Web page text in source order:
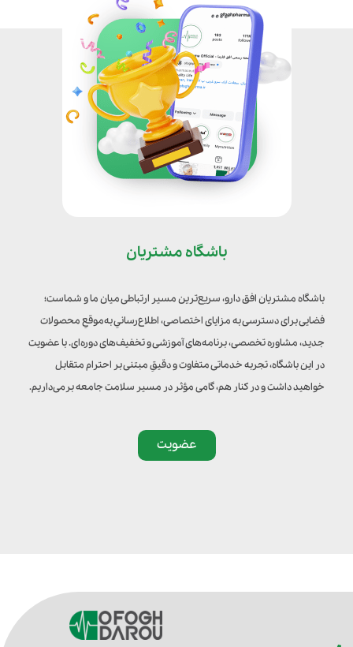
باشگاه مشتریان
باشگاه مشتریان افق دارو، سریع‌ترین مسیر ارتباطی میان ما و شماست؛
فضایی برای دسترسی به مزایای اختصاصی، اطلاع‌رسانیِ به‌موقعِ محصولات
جدید، مشاوره تخصصی، برنامه‌های آموزشی و تخفیف‌های دوره‌ای. با عضویت
در این باشگاه، تجربه خدماتی متفاوت و دقیقِ مبتنی بر احترام متقابل
خواهید داشت و در کنار هم، گامی مؤثر در مسیر سلامت جامعه برمی‌داریم.
عضویت